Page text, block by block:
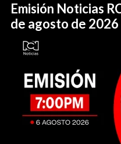
Emisión Noticias
de agosto de 2026